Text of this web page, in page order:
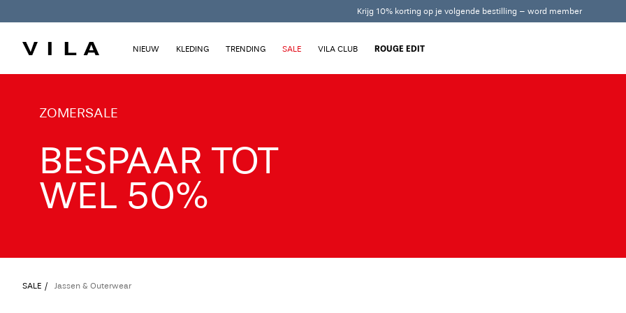
Krijg 10% korting op je volgende bestilling – word member
NIEUW KLEDING TRENDING SALE VILA CLUB ROUGE EDIT
ZOMERSALE
BESPAAR TOT
WEL 50%
SALE Jassen & Outerwear